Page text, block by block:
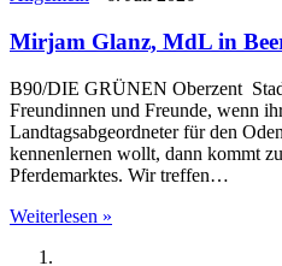
Mirjam Glanz, MdL in
B90/DIE GRÜNEN Oberzent
Freundinnen und Freunde, wenn
Landtagsabgeordneter für den
kennenlernen wollt, dann kommt
Pferdemarktes. Wir treffen…
Weiterlesen »